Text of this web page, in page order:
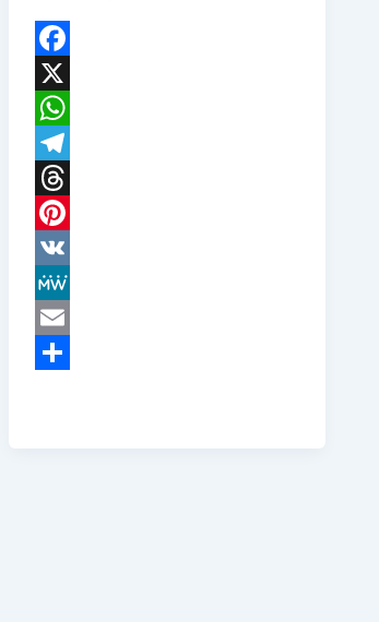
Facebook
X
WhatsApp
Telegram
Threads
Pinterest
VK
MeWe
Email